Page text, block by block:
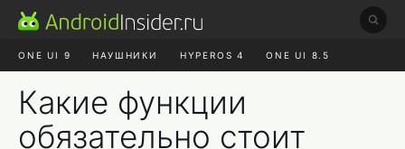
ONE UI 9 НАУШНИКИ HYPEROS 4 ONE UI 8.5
Какие функции
обязательно стоит